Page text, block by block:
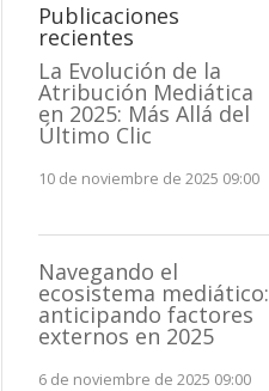
Publicaciones
recientes
La Evolución de la
Atribución Mediática
en 2025: Más Allá del
Último Clic
10 de noviembre de 2025 09:00
Navegando el
ecosistema mediático:
anticipando factores
externos en 2025
6 de noviembre de 2025 09:00